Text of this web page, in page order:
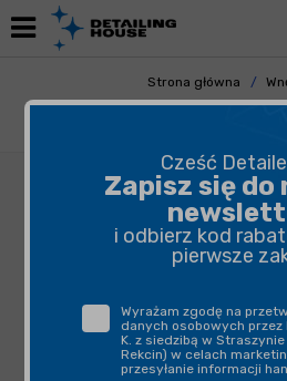
Strona główna
Odświeżacze Powietrza
Cześć
Zapisz się do
i odbierz kod
pierwsze
Wyrażam zgodę na
danych osobowych przez
K. z siedzibą w
Rekcin) w celach
przesyłanie informacji